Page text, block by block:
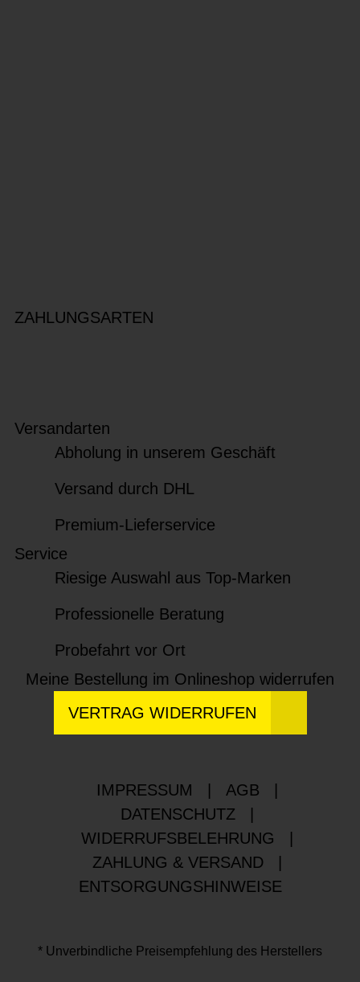
ZAHLUNGSARTEN
Versandarten
Abholung in unserem Geschäft
Versand durch DHL
Premium-Lieferservice
Service
Riesige Auswahl aus Top-Marken
Professionelle Beratung
Probefahrt vor Ort
Meine Bestellung im Onlineshop widerrufen
VERTRAG WIDERRUFEN
IMPRESSUM AGB
DATENSCHUTZ
WIDERRUFSBELEHRUNG
ZAHLUNG & VERSAND
ENTSORGUNGSHINWEISE
* Unverbindliche Preisempfehlung des Herstellers